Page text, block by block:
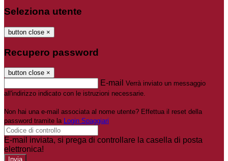
Seleziona utente
button close ×
Recupero password
button close ×
E-mail Verrà inviato un messaggio
all'indirizzo indicato con le istruzioni necessarie.
Non hai una e-mail associata al nome utente? Effettua il reset della
password tramite la Login Spaggiari
E-mail inviata, si prega di controllare la casella di posta
elettronica!